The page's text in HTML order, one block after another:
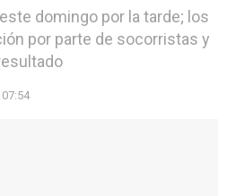
domingo por la tarde; los
por parte de socorristas y